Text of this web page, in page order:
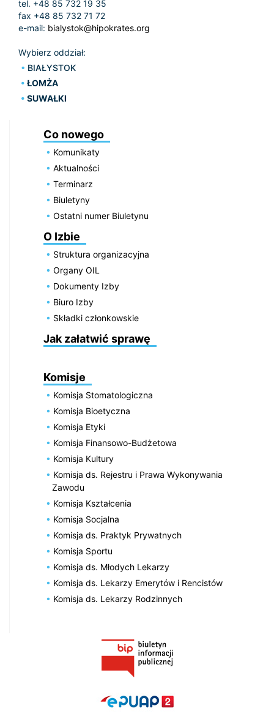
tel. +48 85 732 19 35
fax +48 85 732 71 72
e-mail: bialystok@hipokrates.org
Wybierz oddział:
BIAŁYSTOK
ŁOMŻA
SUWAŁKI
Co nowego
Komunikaty
Aktualności
Terminarz
Biuletyny
Ostatni numer Biuletynu
O Izbie
Struktura organizacyjna
Organy OIL
Dokumenty Izby
Biuro Izby
Składki członkowskie
Jak załatwić sprawę
Komisje
Komisja Stomatologiczna
Komisja Bioetyczna
Komisja Etyki
Komisja Finansowo-Budżetowa
Komisja Kultury
Komisja ds. Rejestru i Prawa Wykonywania
Zawodu
Komisja Kształcenia
Komisja Socjalna
Komisja ds. Praktyk Prywatnych
Komisja Sportu
Komisja ds. Młodych Lekarzy
Komisja ds. Lekarzy Emerytów i Rencistów
Komisja ds. Lekarzy Rodzinnych